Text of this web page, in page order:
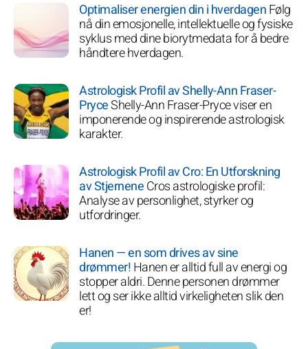
Optimaliser energien din i hverdagenFølg
nå din emosjonelle, intellektuelle og fysiske
syklus med dine biorytmedata for å bedre
håndtere hverdagen.
Astrologisk Profil av Shelly-Ann Fraser-
PryceShelly-Ann Fraser-Pryce viser en
imponerende og inspirerende astrologisk
karakter.
Astrologisk Profil av Cro: En Utforskning
av StjerneneCros astrologiske profil:
Analyse av personlighet, styrker og
utfordringer.
Hanen — en som drives av sine
drømmer!Hanen er alltid full av energi og
stopper aldri. Denne personen drømmer
lett og ser ikke alltid virkeligheten slik den
er!